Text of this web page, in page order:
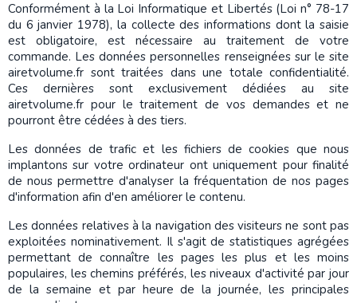
Conformément à la Loi Informatique et Libertés (Loi n° 78-17
du 6 janvier 1978), la collecte des informations dont la saisie
est obligatoire, est nécessaire au traitement de votre
commande. Les données personnelles renseignées sur le site
airetvolume.fr sont traitées dans une totale confidentialité.
Ces dernières sont exclusivement dédiées au site
airetvolume.fr pour le traitement de vos demandes et ne
pourront être cédées à des tiers.
Les données de trafic et les fichiers de cookies que nous
implantons sur votre ordinateur ont uniquement pour finalité
de nous permettre d'analyser la fréquentation de nos pages
d'information afin d'en améliorer le contenu.
Les données relatives à la navigation des visiteurs ne sont pas
exploitées nominativement. Il s'agit de statistiques agrégées
permettant de connaître les pages les plus et les moins
populaires, les chemins préférés, les niveaux d'activité par jour
de la semaine et par heure de la journée, les principales